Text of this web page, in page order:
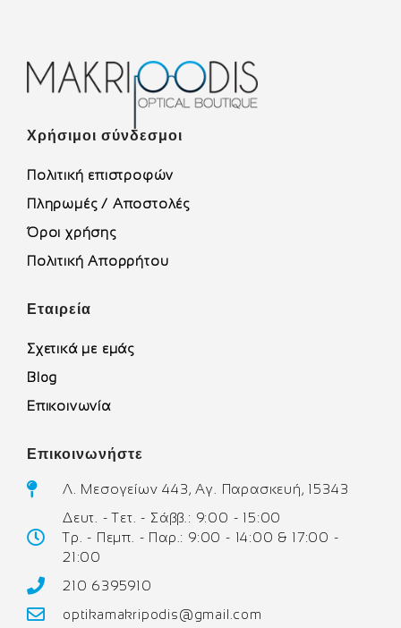
Χρήσιμοι σύνδεσμοι
Πολιτική επιστροφών
Πληρωμές / Αποστολές
Όροι χρήσης
Πολιτική Απορρήτου
Εταιρεία
Σχετικά με εμάς
Blog
Επικοινωνία
Επικοινωνήστε
Λ. Μεσογείων 443, Αγ. Παρασκευή, 15343
Δευτ. - Τετ. - Σάββ.: 9:00 - 15:00
Τρ. - Πεμπ. - Παρ.: 9:00 - 14:00 & 17:00 -
21:00
210 6395910
optikamakripodis@gmail.com